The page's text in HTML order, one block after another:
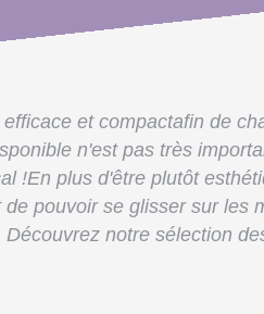
et compactafin de
n'est pas très
!En plus d'être plutôt
pouvoir se glisser sur les
notre sélection